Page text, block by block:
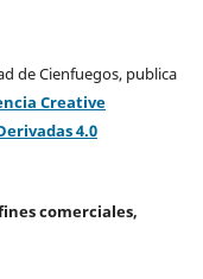
de Cienfuegos, publica
Creative
4.0
comerciales,